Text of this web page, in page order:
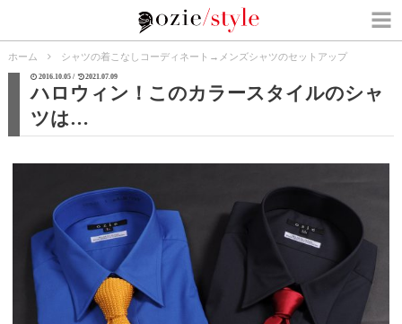
ホーム シャツの着こなしコーディネート → メンズシャツのセットアップ
2016.10.05 / 2021.07.09
ハロウィン！このカラースタイルのシャ
ツは…